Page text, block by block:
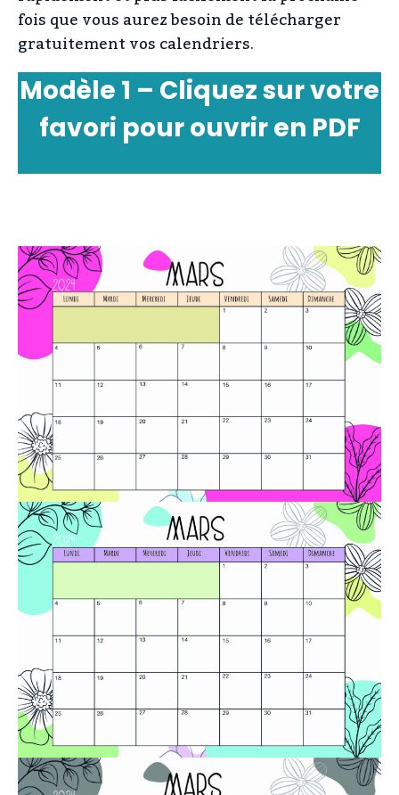
fois que vous aurez besoin de télécharger
gratuitement vos calendriers.
Modèle 1 – Cliquez sur votre
favori pour ouvrir en PDF